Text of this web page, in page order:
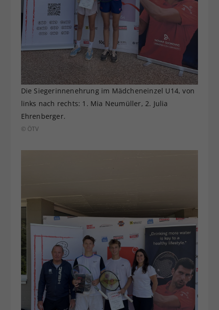
Die Siegerinnenehrung im Mädcheneinzel U14, von
links nach rechts: 1. Mia Neumüller, 2. Julia
Ehrenberger.
© ÖTV